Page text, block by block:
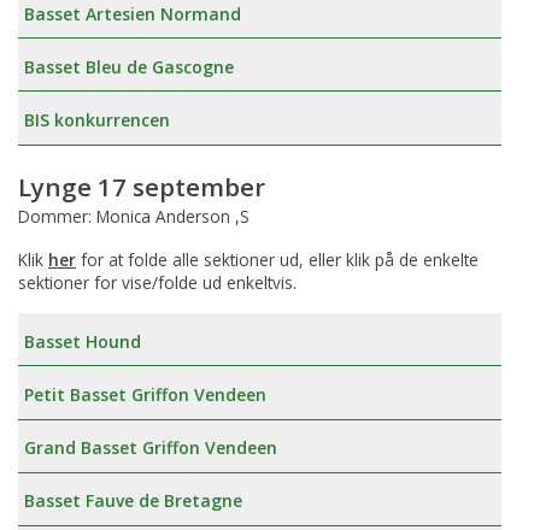
Basset Artesien Normand
Basset Bleu de Gascogne
BIS konkurrencen
Lynge 17 september
Dommer: Monica Anderson ,S
Klik her for at folde alle sektioner ud, eller klik på de enkelte
sektioner for vise/folde ud enkeltvis.
Basset Hound
Petit Basset Griffon Vendeen
Grand Basset Griffon Vendeen
Basset Fauve de Bretagne